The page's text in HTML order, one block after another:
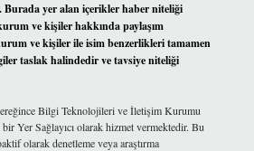
Burada yer alan içerikler haber niteliği
ve kişiler hakkında paylaşım
ve kişiler ile isim benzerlikleri tamamen
taslak halindedir ve tavsiye niteliği
Bilgi Teknolojileri ve İletişim Kurumu
Yer Sağlayıcı olarak hizmet vermektedir. Bu
olarak denetleme veya araştırma